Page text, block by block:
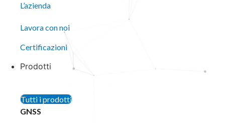
L’azienda
Lavora con noi
Certificazioni
Prodotti
Tutti i prodotti
GNSS